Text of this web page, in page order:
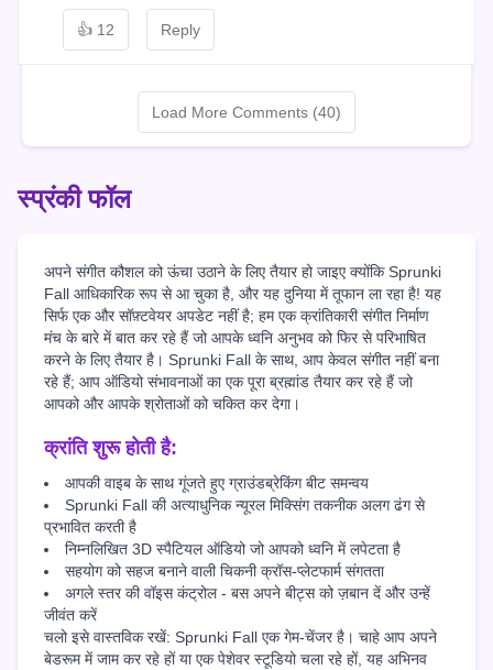
👍 12 Reply
Load More Comments (40)
स्प्रंकी फॉल
अपने संगीत कौशल को ऊंचा उठाने के लिए तैयार हो जाइए क्योंकि Sprunki
Fall आधिकारिक रूप से आ चुका है, और यह दुनिया में तूफान ला रहा है! यह
सिर्फ एक और सॉफ़्टवेयर अपडेट नहीं है; हम एक क्रांतिकारी संगीत निर्माण
मंच के बारे में बात कर रहे हैं जो आपके ध्वनि अनुभव को फिर से परिभाषित
करने के लिए तैयार है। Sprunki Fall के साथ, आप केवल संगीत नहीं बना
रहे हैं; आप ऑडियो संभावनाओं का एक पूरा ब्रह्मांड तैयार कर रहे हैं जो
आपको और आपके श्रोताओं को चकित कर देगा।
क्रांति शुरू होती है:
आपकी वाइब के साथ गूंजते हुए ग्राउंडब्रेकिंग बीट समन्वय
Sprunki Fall की अत्याधुनिक न्यूरल मिक्सिंग तकनीक अलग ढंग से
प्रभावित करती है
निम्नलिखित 3D स्पैटियल ऑडियो जो आपको ध्वनि में लपेटता है
सहयोग को सहज बनाने वाली चिकनी क्रॉस-प्लेटफार्म संगतता
अगले स्तर की वॉइस कंट्रोल - बस अपने बीट्स को ज़बान दें और उन्हें
जीवंत करें
चलो इसे वास्तविक रखें: Sprunki Fall एक गेम-चेंजर है। चाहे आप अपने
बेडरूम में जाम कर रहे हों या एक पेशेवर स्टूडियो चला रहे हों, यह अभिनव